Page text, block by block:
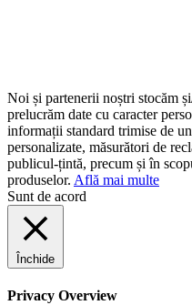
Noi și partenerii noștri stocăm
prelucrăm date cu caracter
informații standard trimise de
personalizate, măsurători de
publicul-țintă, precum și în
produselor. Află mai multe
Sunt de acord
Închide
Privacy Overview